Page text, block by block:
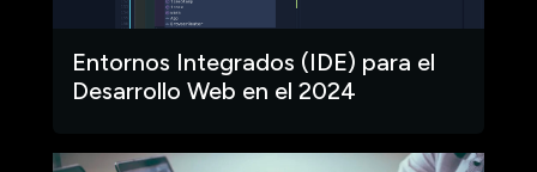
Entornos Integrados (IDE) para el
Desarrollo Web en el 2024